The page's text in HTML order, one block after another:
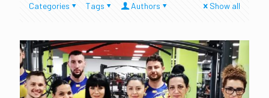
Categories Tags Authors Show all